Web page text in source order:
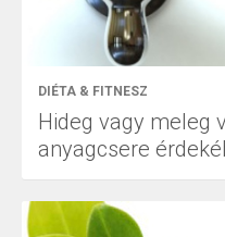
DIÉTA & FITNESZ
Hideg vagy meleg
anyagcsere